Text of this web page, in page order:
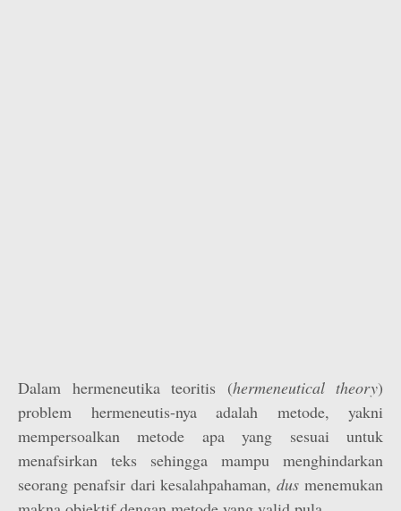
Dalam hermeneutika teoritis (hermeneutical theory)
problem hermeneutis-nya adalah metode, yakni
mempersoalkan metode apa yang sesuai untuk
menafsirkan teks sehingga mampu menghindarkan
seorang penafsir dari kesalahpahaman,dus menemukan